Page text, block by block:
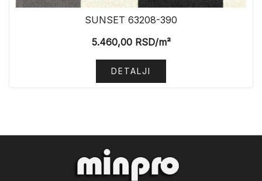
SUNSET 63208-390
5.460,00RSD/m²
DETALJI